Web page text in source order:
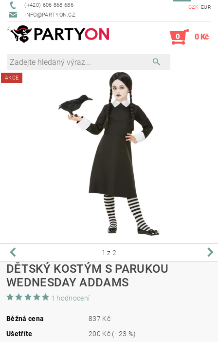
(+420) 606 868 686
INFO@PARTYON.CZ
CZK EUR
0 0 Kč
AKCE
1 z 2
DĚTSKÝ KOSTÝM S PARUKOU
WEDNESDAY ADDAMS
1 hodnocení
Běžná cena
837 Kč
Ušetříte
200 Kč (–23 %)